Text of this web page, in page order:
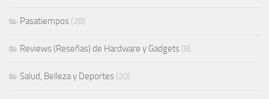
Pasatiempos (28)
Reviews (Reseñas) de Hardware y Gadgets (8)
Salud, Belleza y Deportes (20)